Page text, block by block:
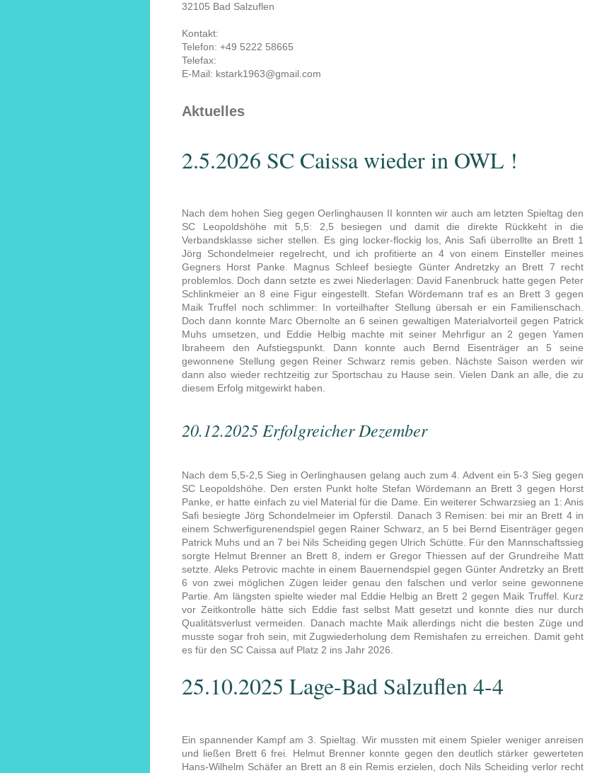
32105 Bad Salzuflen
Kontakt:
Telefon: +49 5222 58665
Telefax:
E-Mail: kstark1963@gmail.com
Aktuelles
2.5.2026 SC Caissa wieder in OWL !
Nach dem hohen Sieg gegen Oerlinghausen II konnten wir auch am letzten Spieltag den
SC Leopoldshöhe mit 5,5: 2,5 besiegen und damit die direkte Rückkeht in die
Verbandsklasse sicher stellen. Es ging locker-flockig los, Anis Safi überrollte an Brett 1
Jörg Schondelmeier regelrecht, und ich profitierte an 4 von einem Einsteller meines
Gegners Horst Panke. Magnus Schleef besiegte Günter Andretzky an Brett 7 recht
problemlos. Doch dann setzte es zwei Niederlagen: David Fanenbruck hatte gegen Peter
Schlinkmeier an 8 eine Figur eingestellt. Stefan Wördemann traf es an Brett 3 gegen
Maik Truffel noch schlimmer: In vorteilhafter Stellung übersah er ein Familienschach.
Doch dann konnte Marc Obernolte an 6 seinen gewaltigen Materialvorteil gegen Patrick
Muhs umsetzen, und Eddie Helbig machte mit seiner Mehrfigur an 2 gegen Yamen
Ibraheem den Aufstiegspunkt. Dann konnte auch Bernd Eisenträger an 5 seine
gewonnene Stellung gegen Reiner Schwarz remis geben. Nächste Saison werden wir
dann also wieder rechtzeitig zur Sportschau zu Hause sein. Vielen Dank an alle, die zu
diesem Erfolg mitgewirkt haben.
20.12.2025 Erfolgreicher Dezember
Nach dem 5,5-2,5 Sieg in Oerlinghausen gelang auch zum 4. Advent ein 5-3 Sieg gegen
SC Leopoldshöhe. Den ersten Punkt holte Stefan Wördemann an Brett 3 gegen Horst
Panke, er hatte einfach zu viel Material für die Dame. Ein weiterer Schwarzsieg an 1: Anis
Safi besiegte Jörg Schondelmeier im Opferstil. Danach 3 Remisen: bei mir an Brett 4 in
einem Schwerfigurenendspiel gegen Rainer Schwarz, an 5 bei Bernd Eisenträger gegen
Patrick Muhs und an 7 bei Nils Scheiding gegen Ulrich Schütte. Für den Mannschaftssieg
sorgte Helmut Brenner an Brett 8, indem er Gregor Thiessen auf der Grundreihe Matt
setzte. Aleks Petrovic machte in einem Bauernendspiel gegen Günter Andretzky an Brett
6 von zwei möglichen Zügen leider genau den falschen und verlor seine gewonnene
Partie. Am längsten spielte wieder mal Eddie Helbig an Brett 2 gegen Maik Truffel. Kurz
vor Zeitkontrolle hätte sich Eddie fast selbst Matt gesetzt und konnte dies nur durch
Qualitätsverlust vermeiden. Danach machte Maik allerdings nicht die besten Züge und
musste sogar froh sein, mit Zugwiederholung dem Remishafen zu erreichen. Damit geht
es für den SC Caissa auf Platz 2 ins Jahr 2026.
25.10.2025 Lage-Bad Salzuflen 4-4
Ein spannender Kampf am 3. Spieltag. Wir mussten mit einem Spieler weniger anreisen
und ließen Brett 6 frei. Helmut Brenner konnte gegen den deutlich stärker gewerteten
Hans-Wilhelm Schäfer an Brett an 8 ein Remis erzielen, doch Nils Scheiding verlor recht